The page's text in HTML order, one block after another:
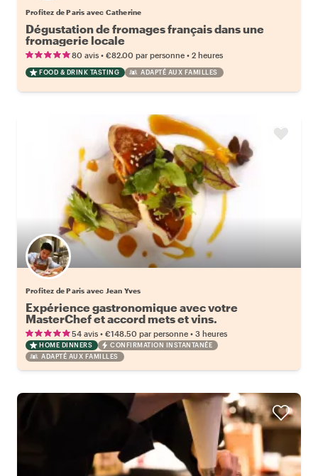
Profitez de Paris avec Catherine
Dégustation de fromages français dans une
fromagerie locale
80 avis • €82.00 par personne • 2 heures
FOOD & DRINK TASTING ADAPTÉ AUX FAMILLES
Profitez de Paris avec Jean Yves
Expérience gastronomique avec votre
MasterChef et accord mets et vins.
54 avis • €148.50 par personne • 3 heures
HOME DINNERS
CONFIRMATION INSTANTANÉE
ADAPTÉ AUX FAMILLES